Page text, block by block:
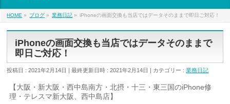
HOME » ブログ » 業務日記 » iPhoneの画面交換も当店ではデータそのままで即日ご対応！
iPhoneの画面交換も当店ではデータそのままで
即日ご対応！
投稿日 : 2021年2月14日 最終更新日時 : 2021年2月14日 カテゴリー :業務日記
【大阪・新大阪・西中島南方・北摂・十三・東三国のiPhone修
理・テレスマ新大阪、西中島店】